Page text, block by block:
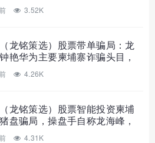
3.52K
龙铭策选）股票带单骗局：龙
艳华为主要柬埔寨诈骗头目，
会员，要崩盘跑路了…
4.26K
龙铭策选）股票智能投资柬埔
盘骗局，操盘手自称龙海峰，
马上崩盘跑路！
4.31K